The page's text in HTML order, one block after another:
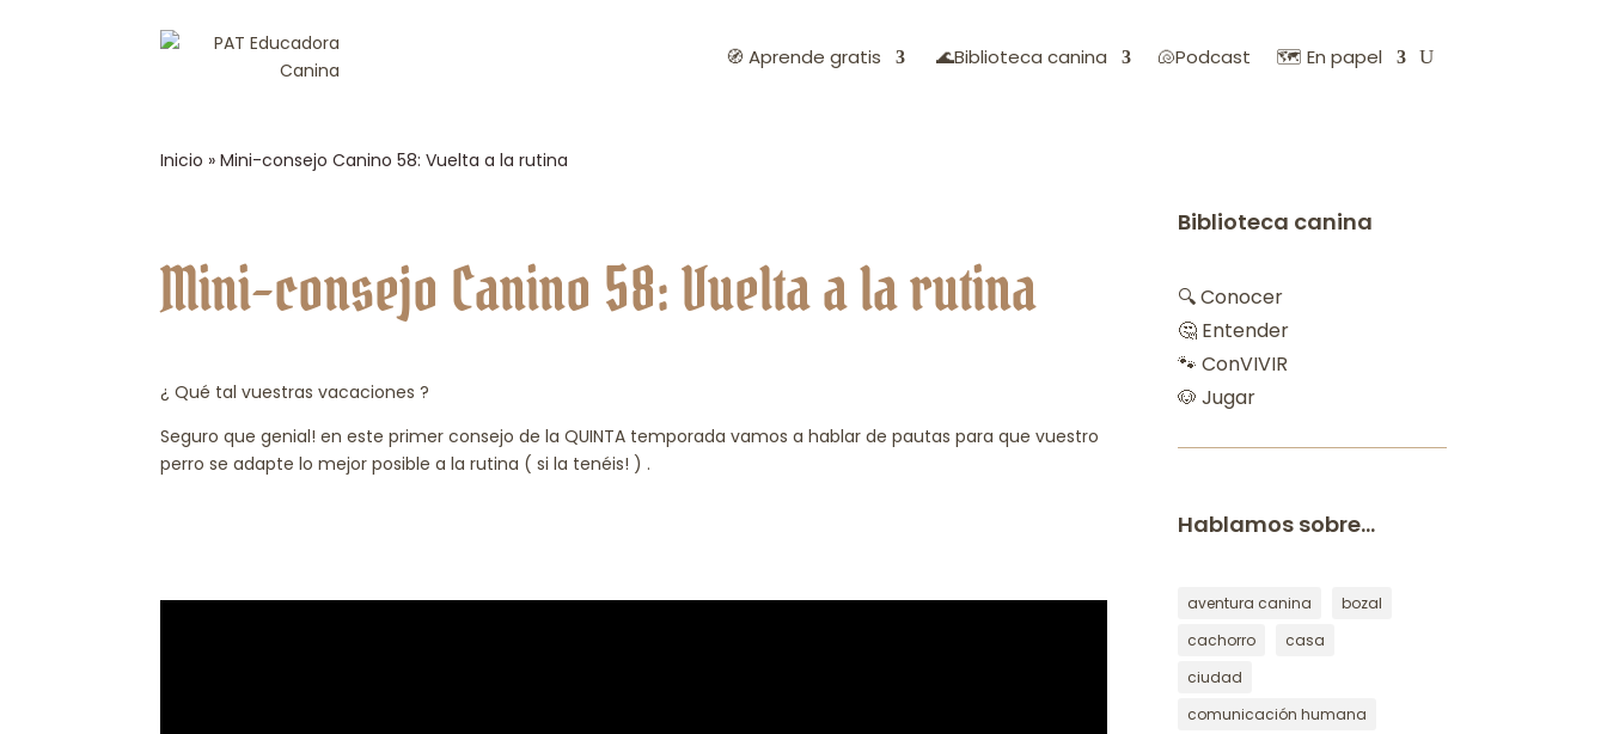
🧭 Aprende gratis 🌊Biblioteca canina 🐚Podcast 🗺️ En papel
Inicio »Mini-consejo Canino 58: Vuelta a la rutina
Mini-consejo Canino 58: Vuelta a la rutina
¿ Qué tal vuestras vacaciones ?
Seguro que genial! en este primer consejo de la QUINTA temporada vamos a hablar de pautas para que vuestro
perro se adapte lo mejor posible a la rutina ( si la tenéis! ) .
Biblioteca canina
🔍 Conocer
🤔 Entender
🐾 ConVIVIR
🐶 Jugar
Hablamos sobre…
aventura canina
bozal
cachorro
casa
ciudad
comunicación humana